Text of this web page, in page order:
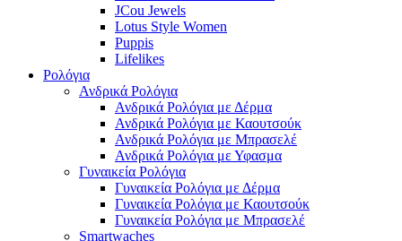
JCou Jewels
Lotus Style Women
Puppis
Lifelikes
Ρολόγια
Ανδρικά Ρολόγια
Ανδρικά Ρολόγια με Δέρμα
Ανδρικά Ρολόγια με Καουτσούκ
Ανδρικά Ρολόγια με Μπρασελέ
Ανδρικά Ρολόγια με Υφασμα
Γυναικεία Ρολόγια
Γυναικεία Ρολόγια με Δέρμα
Γυναικεία Ρολόγια με Καουτσούκ
Γυναικεία Ρολόγια με Μπρασελέ
Smartwaches